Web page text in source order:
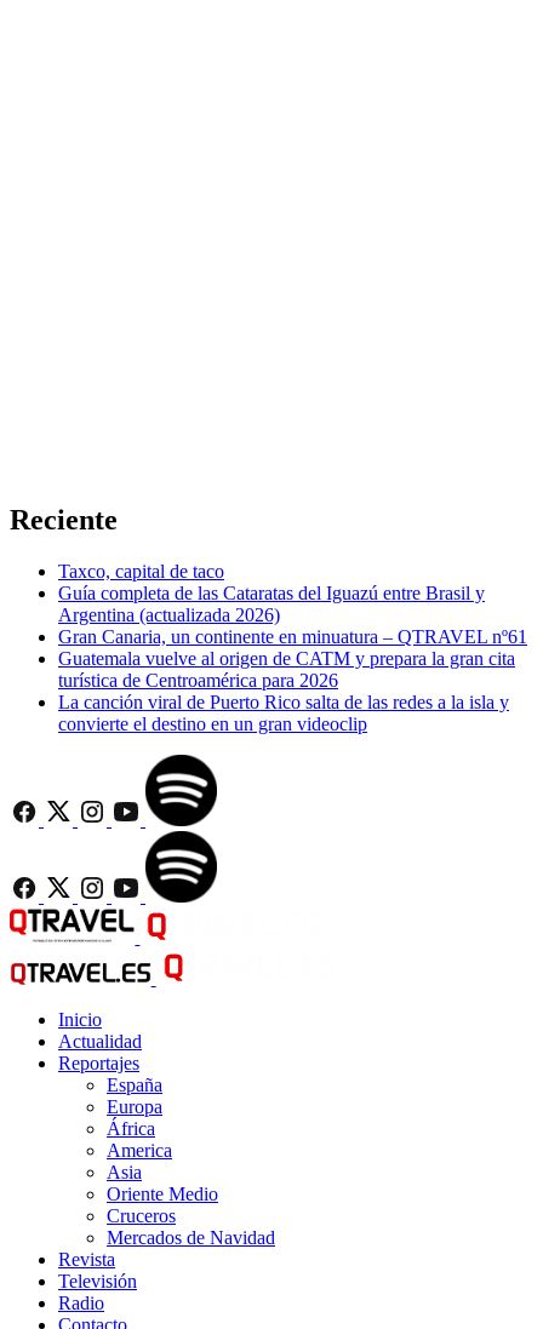
Reciente
Taxco, capital de taco
Guía completa de las Cataratas del Iguazú entre Brasil y
Argentina (actualizada 2026)
Gran Canaria, un continente en minuatura – QTRAVEL nº61
Guatemala vuelve al origen de CATM y prepara la gran cita
turística de Centroamérica para 2026
La canción viral de Puerto Rico salta de las redes a la isla y
convierte el destino en un gran videoclip
Inicio
Actualidad
Reportajes
España
Europa
África
America
Asia
Oriente Medio
Cruceros
Mercados de Navidad
Revista
Televisión
Radio
Contacto